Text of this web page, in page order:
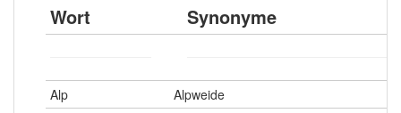
den Alp
des Alps ,
des Alpes
Akkusativ
der
Wort Synonyme
Alp
Alpweide